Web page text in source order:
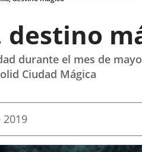
durante el mes de
Ciudad Mágica
2019